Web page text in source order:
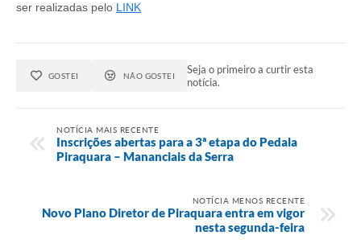
ser realizadas pelo LINK
GOSTEI NÃO GOSTEI
Seja o primeiro a curtir esta
notícia.
NOTÍCIA MAIS RECENTE
Inscrições abertas para a 3ª etapa do Pedala
Piraquara – Mananciais da Serra
NOTÍCIA MENOS RECENTE
Novo Plano Diretor de Piraquara entra em vigor
nesta segunda-feira